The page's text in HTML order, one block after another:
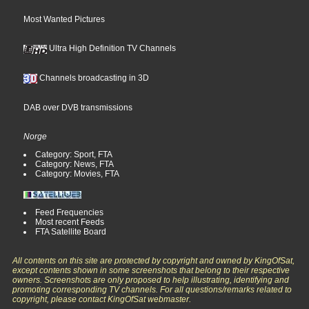
Most Wanted Pictures
Ultra High Definition TV Channels
Channels broadcasting in 3D
DAB over DVB transmissions
Norge
Category: Sport, FTA
Category: News, FTA
Category: Movies, FTA
Feed Frequencies
Most recent Feeds
FTA Satellite Board
All contents on this site are protected by copyright and owned by KingOfSat,
except contents shown in some screenshots that belong to their respective
owners. Screenshots are only proposed to help illustrating, identifying and
promoting corresponding TV channels. For all questions/remarks related to
copyright, please contact KingOfSat webmaster.